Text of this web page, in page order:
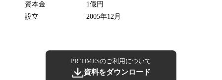
資本金
1億円
設立
2005年12月
PR TIMESのご利用について
資料をダウンロード